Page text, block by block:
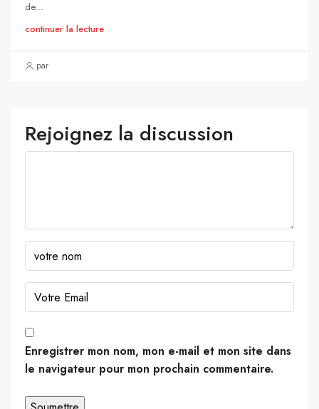
de...
continuer la lecture
par
Rejoignez la discussion
Enregistrer mon nom, mon e-mail et mon site dans
le navigateur pour mon prochain commentaire.